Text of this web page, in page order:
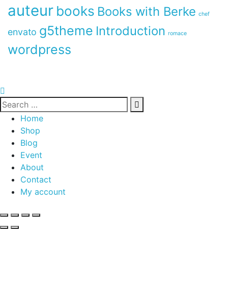
auteur books Books with Berke chef
envato g5theme Introduction romace
wordpress
Home
Shop
Blog
Event
About
Contact
My account